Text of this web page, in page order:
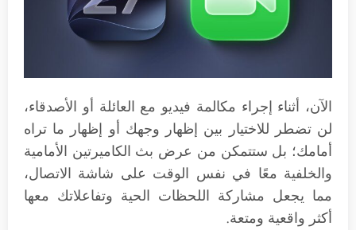
الآن، أثناء إجراء مكالمة فيديو مع العائلة أو الأصدقاء،
لن تضطر للاختيار بين إظهار وجهك أو إظهار ما تراه
أمامك؛ بل ستتمكن من عرض بث الكاميرتين الأمامية
والخلفية معًا في نفس الوقت على شاشة الاتصال،
مما يجعل مشاركة اللحظات الحية وتفاعلاتك معها
أكثر واقعية ومتعة.